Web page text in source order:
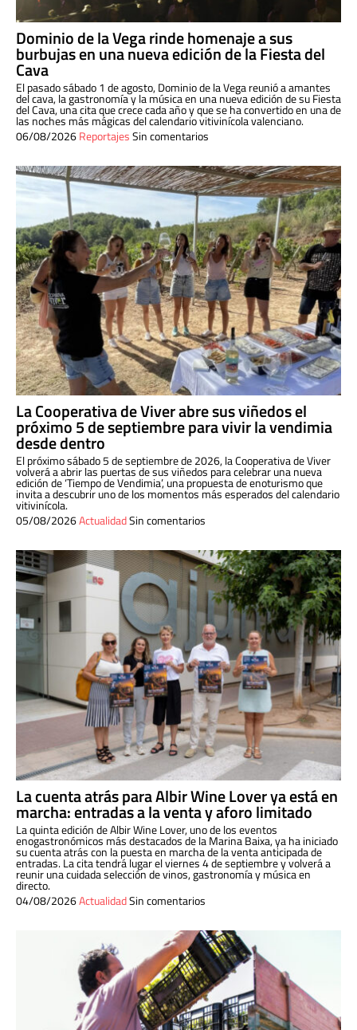
Dominio de la Vega rinde homenaje a sus
burbujas en una nueva edición de la Fiesta del
Cava
El pasado sábado 1 de agosto, Dominio de la Vega reunió a amantes
del cava, la gastronomía y la música en una nueva edición de su Fiesta
del Cava, una cita que crece cada año y que se ha convertido en una de
las noches más mágicas del calendario vitivinícola valenciano.
06/08/2026ReportajesSin comentarios
La Cooperativa de Viver abre sus viñedos el
próximo 5 de septiembre para vivir la vendimia
desde dentro
El próximo sábado 5 de septiembre de 2026, la Cooperativa de Viver
volverá a abrir las puertas de sus viñedos para celebrar una nueva
edición de ‘Tiempo de Vendimia’, una propuesta de enoturismo que
invita a descubrir uno de los momentos más esperados del calendario
vitivinícola.
05/08/2026ActualidadSin comentarios
La cuenta atrás para Albir Wine Lover ya está en
marcha: entradas a la venta y aforo limitado
La quinta edición de Albir Wine Lover, uno de los eventos
enogastronómicos más destacados de la Marina Baixa, ya ha iniciado
su cuenta atrás con la puesta en marcha de la venta anticipada de
entradas. La cita tendrá lugar el viernes 4 de septiembre y volverá a
reunir una cuidada selección de vinos, gastronomía y música en
directo.
04/08/2026ActualidadSin comentarios